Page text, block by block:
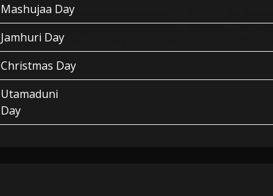
Mashujaa Day
Jamhuri Day
Christmas Day
Utamaduni
Day